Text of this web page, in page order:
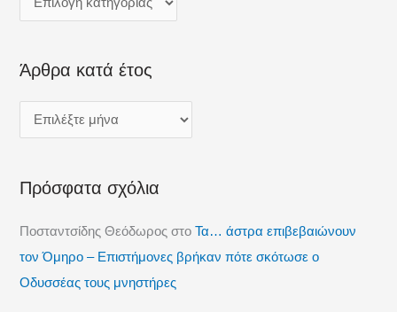
τ
σ
:
Άρθρα κατά έτος
Πρόσφατα σχόλια
Ποσταντσίδης Θεόδωρος στοΤα… άστρα επιβεβαιώνουν
τον Όμηρο – Επιστήμονες βρήκαν πότε σκότωσε ο
Οδυσσέας τους μνηστήρες